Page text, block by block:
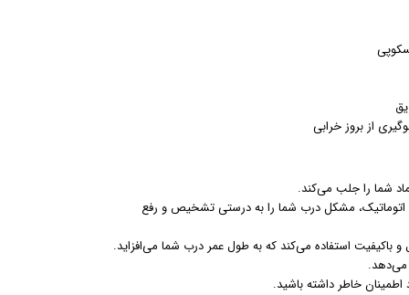
از بروز خرابی
شما را جلب می‌کند.
اتوماتیک، مشکل درب شما را به درستی تشخیص و رفع
و باکیفیت استفاده می‌کند که به طول عمر درب شما می‌افزاید.
می‌دهد.
خاطر داشته باشید.